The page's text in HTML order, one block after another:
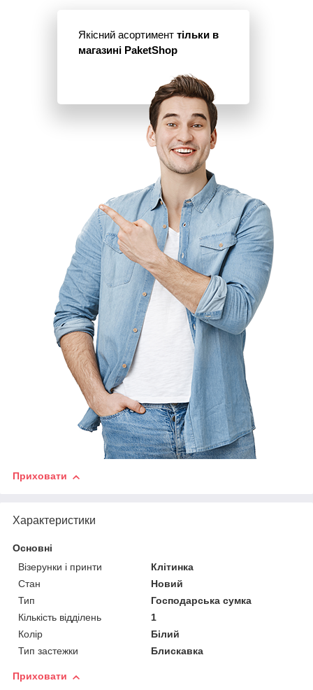
Якісний асортимент тільки в
магазині PaketShop
Приховати
Характеристики
Основні
Візерунки і принти
Клітинка
Стан
Новий
Тип
Господарська сумка
Кількість відділень
1
Колір
Білий
Тип застежки
Блискавка
Приховати